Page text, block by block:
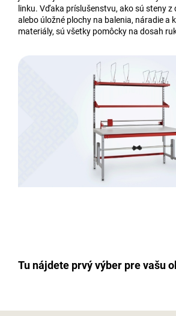
linku. Vďaka príslušenstvu, ako sú steny z
alebo úložné plochy na balenia, náradie a
materiály, sú všetky pomôcky na dosah
Tu nájdete prvý výber pre vašu